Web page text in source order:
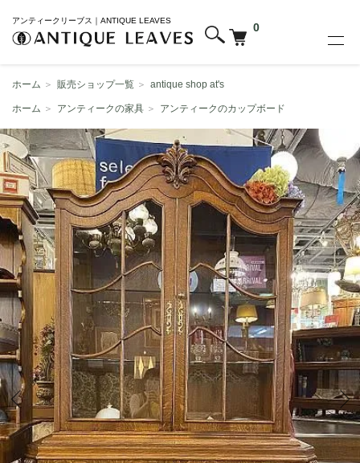
アンティークリーブス｜ANTIQUE LEAVES
0
ホーム ＞ 販売ショップ一覧 ＞ antique shop at's
ホーム ＞ アンティークの家具 ＞ アンティークのカップボード